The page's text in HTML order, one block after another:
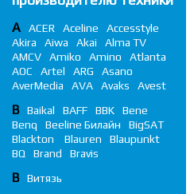
A ACER Aceline
Accesstyle
Akira
Aiwa Akai
Alma TV
AMCV
Amiko Amino
Atlanta
AOC
Artel ARG
Asano
AverMedia
AVA Avaks Avest
B Baikal BAFF BBK
Bene
Benq
Beeline Билайн
BigSAT
Blackton
Blauren
Blaupunkt
BQ
Brand Bravis
В Витязь